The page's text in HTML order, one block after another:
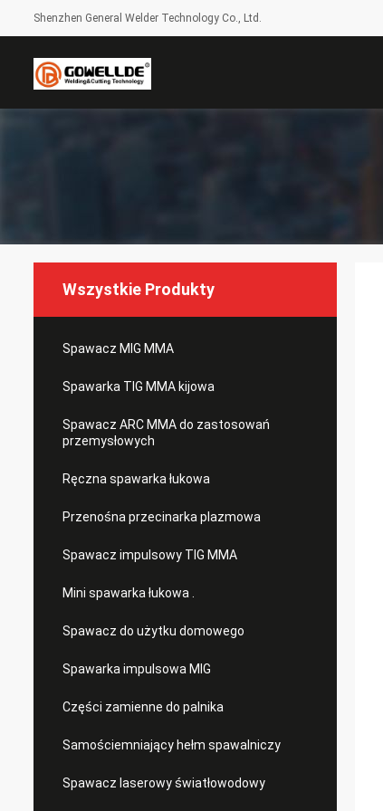
Shenzhen General Welder Technology Co., Ltd.
Wszystkie Produkty
Spawacz MIG MMA
Spawarka TIG MMA kijowa
Spawacz ARC MMA do zastosowań
przemysłowych
Ręczna spawarka łukowa
Przenośna przecinarka plazmowa
Spawacz impulsowy TIG MMA
Mini spawarka łukowa .
Spawacz do użytku domowego
Spawarka impulsowa MIG
Części zamienne do palnika
Samościemniający hełm spawalniczy
Spawacz laserowy światłowodowy